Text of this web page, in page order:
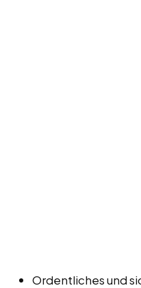
Ordentliches und